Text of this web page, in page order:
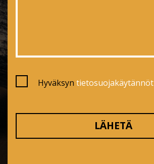
Hyväksyn tietosuojakäytännöt